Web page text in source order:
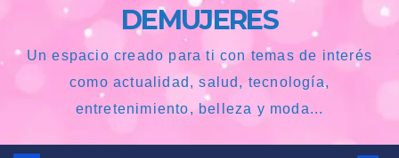
DEMUJERES
Un espacio creado para ti con temas de interés
como actualidad, salud, tecnología,
entretenimiento, belleza y moda...